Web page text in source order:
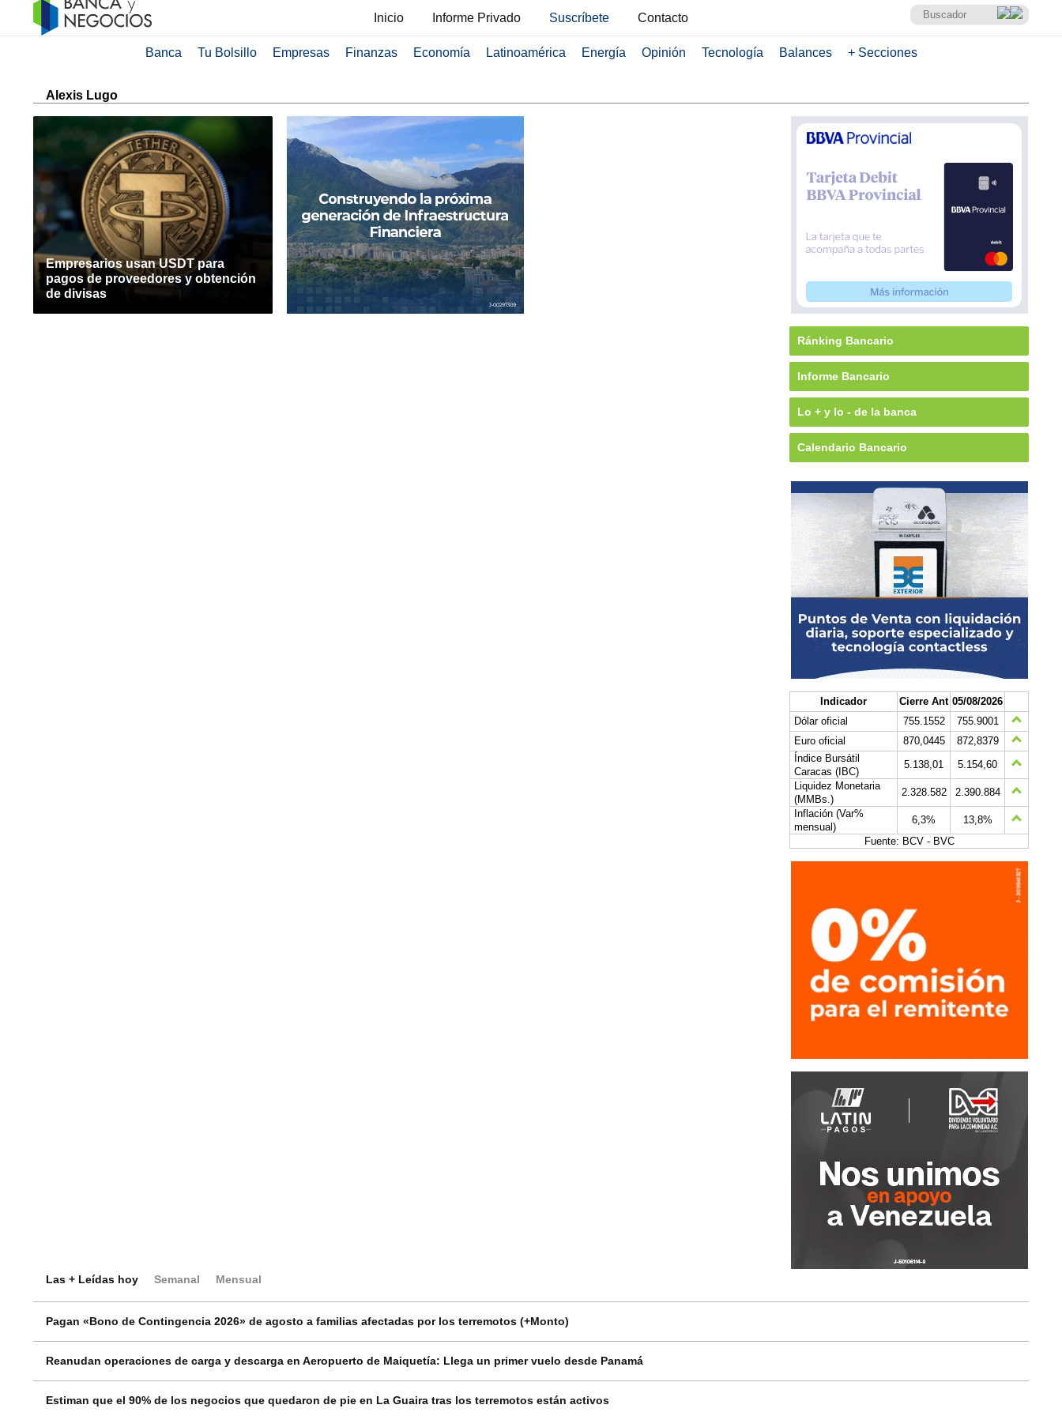
Inicio Informe Privado Suscríbete Contacto
Banca Tu Bolsillo Empresas Finanzas Economía Latinoamérica Energía Opinión Tecnología Balances + Secciones
Alexis Lugo
Empresarios usan USDT para
pagos de proveedores y obtención
de divisas
Ránking Bancario
Informe Bancario
Lo + y lo - de la banca
Calendario Bancario
Indicador Cierre Ant 05/08/2026
Dólar oficial
755.1552
755.9001
Euro oficial
870,0445
872,8379
Índice Bursátil
Caracas (IBC)
5.138,01
5.154,60
Liquidez Monetaria
(MMBs.)
2.328.582
2.390.884
Inflación (Var%
mensual)
6,3%
13,8%
Fuente: BCV - BVC
Las + Leídas hoy Semanal Mensual
Pagan «Bono de Contingencia 2026» de agosto a familias afectadas por los terremotos (+Monto)
Reanudan operaciones de carga y descarga en Aeropuerto de Maiquetía: Llega un primer vuelo desde Panamá
Estiman que el 90% de los negocios que quedaron de pie en La Guaira tras los terremotos están activos